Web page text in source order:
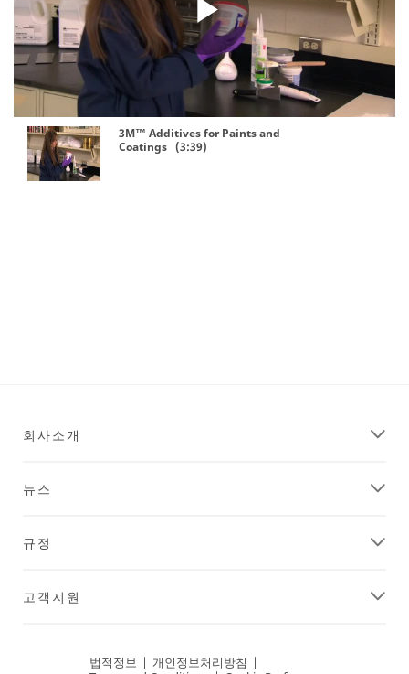
Play
Video
3M™ Additives for Paints and
Coatings (3:39)
회사소개
뉴스
규정
고객지원
법적정보 | 개인정보처리방침 |